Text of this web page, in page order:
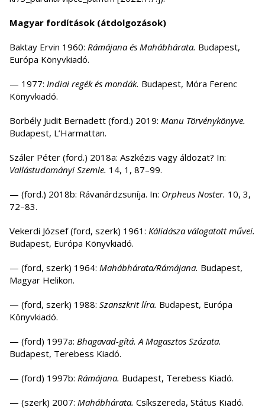
Magyar fordítások (átdolgozások)
Baktay Ervin 1960: Rámájana és Mahábhárata. Budapest,
Európa Könyvkiadó.
— 1977: Indiai regék és mondák. Budapest, Móra Ferenc
Könyvkiadó.
Borbély Judit Bernadett (ford.) 2019: Manu Törvénykönyve.
Budapest, L’Harmattan.
Száler Péter (ford.) 2018a: Aszkézis vagy áldozat? In:
Vallástudományi Szemle. 14, 1, 87–99.
— (ford.) 2018b: Rávanárdzsuníja. In: Orpheus Noster. 10, 3,
72–83.
Vekerdi József (ford, szerk) 1961: Kálidásza válogatott művei.
Budapest, Európa Könyvkiadó.
— (ford, szerk) 1964: Mahábhárata/Rámájana. Budapest,
Magyar Helikon.
— (ford, szerk) 1988: Szanszkrit líra. Budapest, Európa
Könyvkiadó.
— (ford) 1997a: Bhagavad-gítá. A Magasztos Szózata.
Budapest, Terebess Kiadó.
— (ford) 1997b: Rámájana. Budapest, Terebess Kiadó.
— (szerk) 2007: Mahábhárata. Csíkszereda, Státus Kiadó.